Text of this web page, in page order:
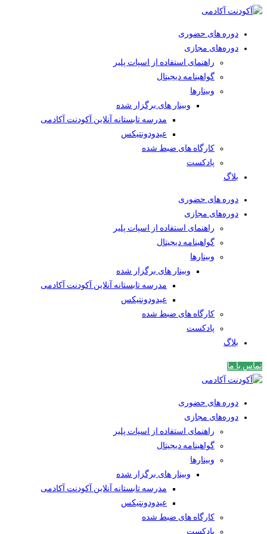
دوره های حضوری
دوره‌های مجازی
راهنمای استفاده از اسپات پلیر
گواهینامه دیجیتال
وبینار‌ها
وبینار های برگزار شده
مدرسه تابستانه آنلاین آکودنت آکادمی
عیدودونتیکس
کارگاه های ضبط شده
پادکست
بلاگ
دوره های حضوری
دوره‌های مجازی
راهنمای استفاده از اسپات پلیر
گواهینامه دیجیتال
وبینار‌ها
وبینار های برگزار شده
مدرسه تابستانه آنلاین آکودنت آکادمی
عیدودونتیکس
کارگاه های ضبط شده
پادکست
بلاگ
تماس با ما
دوره های حضوری
دوره‌های مجازی
راهنمای استفاده از اسپات پلیر
گواهینامه دیجیتال
وبینار‌ها
وبینار های برگزار شده
مدرسه تابستانه آنلاین آکودنت آکادمی
عیدودونتیکس
کارگاه های ضبط شده
پادکست